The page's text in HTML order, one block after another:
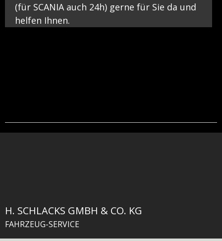
(für SCANIA auch 24h) gerne für Sie da und
helfen Ihnen.
H. SCHLACKS GMBH & CO. KG
FAHRZEUG-SERVICE